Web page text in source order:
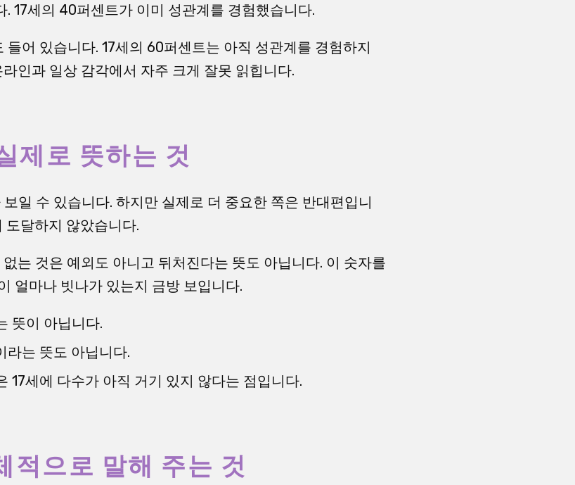
17세의 40퍼센트가 이미 성관계를 경험했습니다.
들어 있습니다. 17세의 60퍼센트는 아직 성관계를 경험하지
인과 일상 감각에서 자주 크게 잘못 읽힙니다.
제로 뜻하는 것
일 수 있습니다. 하지만 실제로 더 중요한 쪽은 반대편입니
도달하지 않았습니다.
는 것은 예외도 아니고 뒤처진다는 뜻도 아닙니다. 이 숫자를
얼마나 빗나가 있는지 금방 보입니다.
뜻이 아닙니다.
라는 뜻도 아닙니다.
17세에 다수가 아직 거기 있지 않다는 점입니다.
적으로 말해 주는 것